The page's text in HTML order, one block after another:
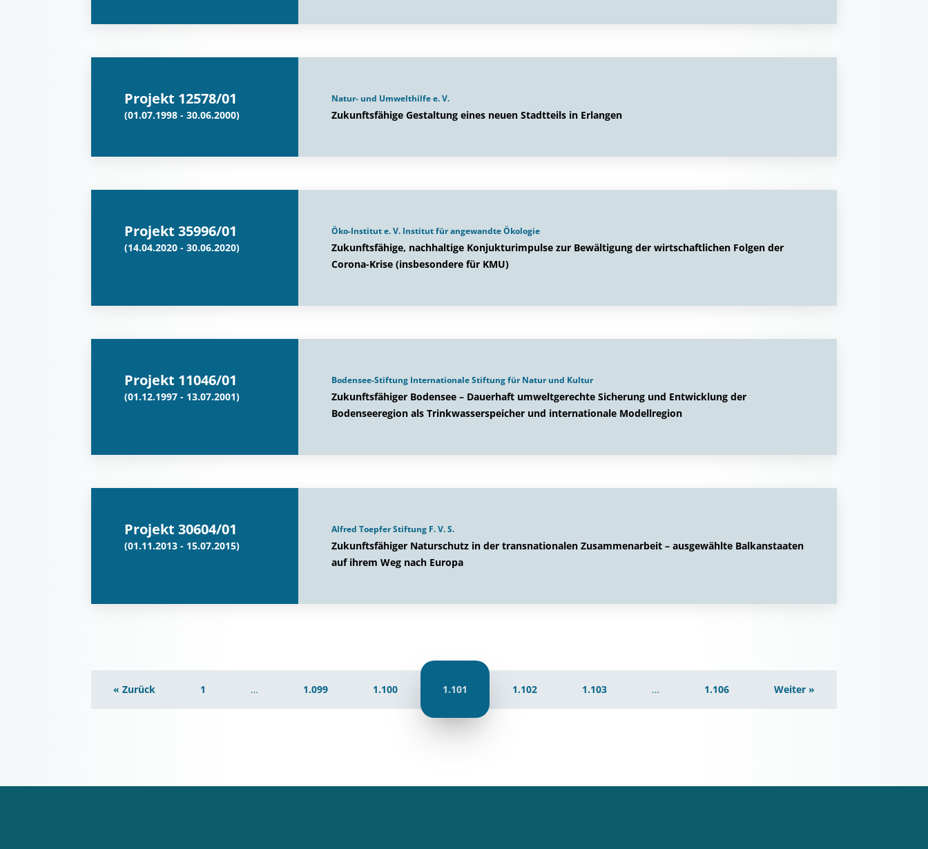
Projekt 12578/01
(01.07.1998 - 30.06.2000)
Natur- und Umwelthilfe e. V.
Zukunftsfähige Gestaltung eines neuen Stadtteils in Erlangen
Projekt 35996/01
(14.04.2020 - 30.06.2020)
Öko-Institut e. V. Institut für angewandte Ökologie
Zukunftsfähige, nachhaltige Konjukturimpulse zur Bewältigung der wirtschaftlichen Folgen der
Corona-Krise (insbesondere für KMU)
Projekt 11046/01
(01.12.1997 - 13.07.2001)
Bodensee-Stiftung Internationale Stiftung für Natur und Kultur
Zukunftsfähiger Bodensee – Dauerhaft umweltgerechte Sicherung und Entwicklung der
Bodenseeregion als Trinkwasserspeicher und internationale Modellregion
Projekt 30604/01
(01.11.2013 - 15.07.2015)
Alfred Toepfer Stiftung F. V. S.
Zukunftsfähiger Naturschutz in der transnationalen Zusammenarbeit – ausgewählte Balkanstaaten
auf ihrem Weg nach Europa
« Zurück 1 … 1.099 1.100 1.101 1.102 1.103 … 1.106 Weiter »